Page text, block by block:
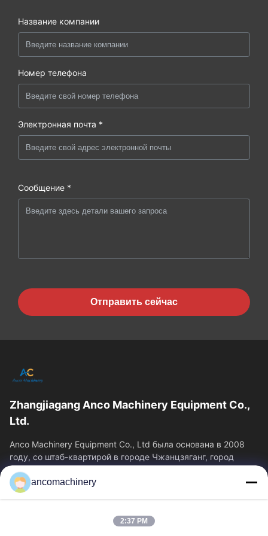
Название компании
Номер телефона
Электронная почта *
Сообщение *
Отправить сейчас
Zhangjiagang Anco Machinery Equipment Co.,
Ltd.
Anco Machinery Equipment Co., Ltd была основана в 2008
году, со штаб-квартирой в городе Чжанцзяганг, город
Сучжоу, провинция Цзянсу.
Быстрые Ссылки
О Компании
ancomachinery
2:37 PM